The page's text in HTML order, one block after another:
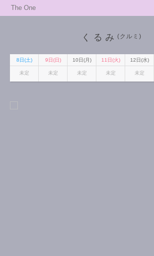
The One
くるみ (クルミ)
8日(土) 9日(日) 10日(月) 11日(火) 12日(水)
未定 未定 未定 未定 未定